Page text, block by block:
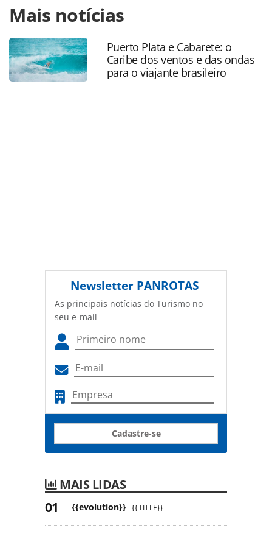
https://www.panrotas.com.br/noticia-
turismo/internacional/2017/05/brand-usa-pode-estar-com-
seus-dias-contados_146760.html ou as ferramentas
oferecidas na página. Todo o conteúdo produzido pela
PANROTAS Editora é protegido pela legislação brasileira
sobre direito autoral. Não reproduza o conteúdo sem
Mais notícias
Puerto Plata e Cabarete: o
Caribe dos ventos e das ondas
para o viajante brasileiro
Newsletter PANROTAS
As principais notícias do Turismo no
seu e-mail
Cadastre-se
MAIS LIDAS
{{evolution}} {{TITLE}}